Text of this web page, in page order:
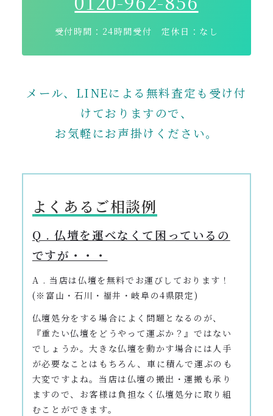
受付時間：24時間受付 定休日：なし
メール、LINEによる無料査定も受け付
けておりますので、
お気軽にお声掛けください。
よくあるご相談例
Q . 仏壇を運べなくて困っているの
ですが・・・
A . 当店は仏壇を無料でお運びしております！
(※富山・石川・福井・岐阜の4県限定)
仏壇処分をする場合によく問題となるのが、
『重たい仏壇をどうやって運ぶか？』ではない
でしょうか。大きな仏壇を動かす場合には人手
が必要なことはもちろん、車に積んで運ぶのも
大変ですよね。当店は仏壇の搬出・運搬も承り
ますので、お客様は負担なく仏壇処分に取り組
むことができます。